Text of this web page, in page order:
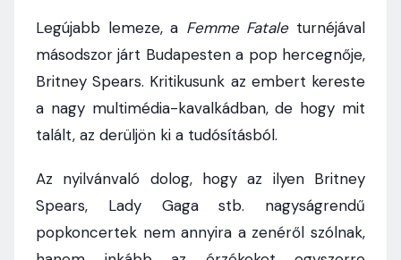
Legújabb lemeze, a Femme Fataleturnéjával
másodszor járt Budapesten a pop hercegnője,
Britney Spears. Kritikusunk az embert kereste
a nagy multimédia-kavalkádban, de hogy mit
talált, az derüljön ki a tudósításból.
Az nyilvánvaló dolog, hogy az ilyen Britney
Spears, Lady Gaga stb. nagyságrendű
popkoncertek nem annyira a zenéről szólnak,